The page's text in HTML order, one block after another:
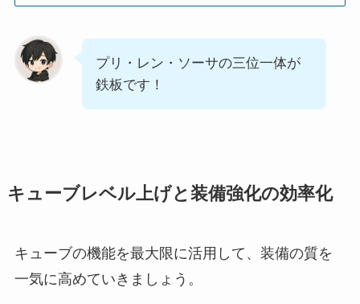
プリ・レン・ソーサの三位一体が
鉄板です！
キューブレベル上げと装備強化の効率化
キューブの機能を最大限に活用して、装備の質を
一気に高めていきましょう。